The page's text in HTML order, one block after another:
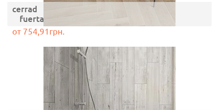
cerrad
fuerta
от 754,91грн.